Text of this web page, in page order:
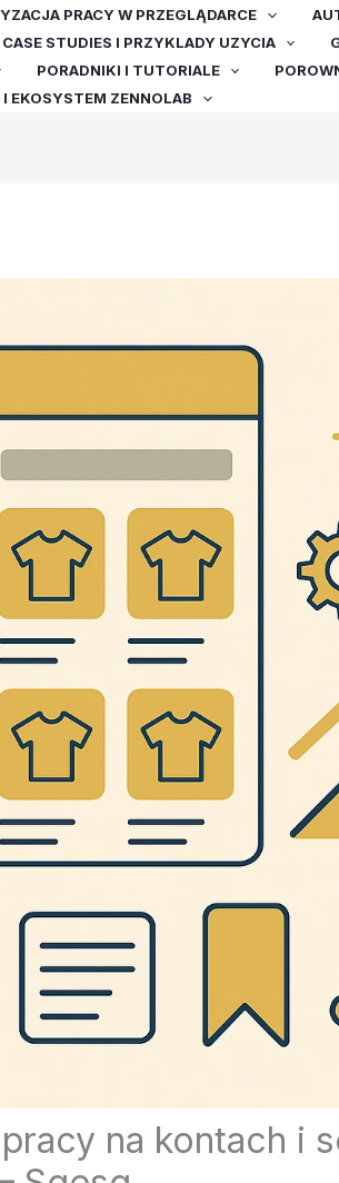
PRACY W PRZEGLĄDARCE
CASE STUDIES I PRZYKLADY UZYCIA
PORADNIKI I TUTORIALE
EKOSYSTEM ZENNOLAB
na kontach i